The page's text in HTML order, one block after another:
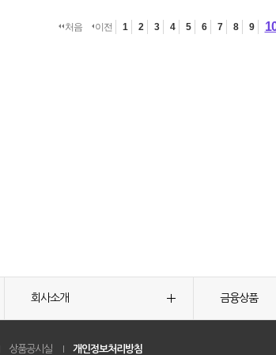
처음 이전 1 2 3 4 5 6 7 8 9
회사소개 금융상품
상품공시실 개인정보처리방침